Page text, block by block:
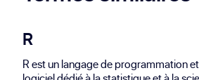
R
R est un langage de programmation